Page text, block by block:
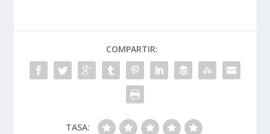
COMPARTIR:
TASA: